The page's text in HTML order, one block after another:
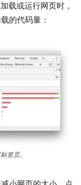
载或运行网页时，
的代码量：
签页。